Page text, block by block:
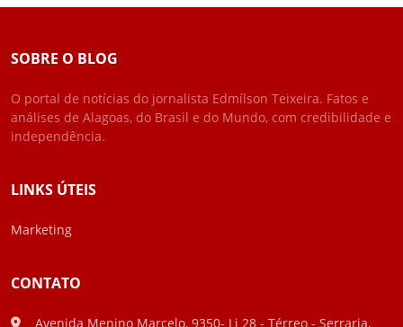
SOBRE O BLOG
O portal de notícias do jornalista Edmílson Teixeira. Fatos e
análises de Alagoas, do Brasil e do Mundo, com credibilidade e
independência.
LINKS ÚTEIS
Marketing
CONTATO
Avenida Menino Marcelo, 9350- Lj 28 - Térreo - Serraria,